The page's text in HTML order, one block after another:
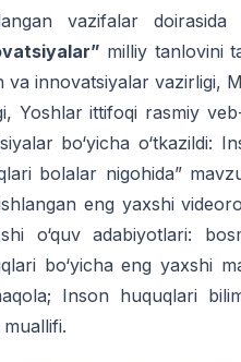
vazifalar doirasida
milliy tanlovini
va innovatsiyalar vazirligi,
Yoshlar ittifoqi rasmiy
bo‘yicha o‘tkazildi:
bolalar nigohida”
eng yaxshi
o‘quv adabiyotlari:
bo‘yicha eng yaxshi
Inson huquqlari